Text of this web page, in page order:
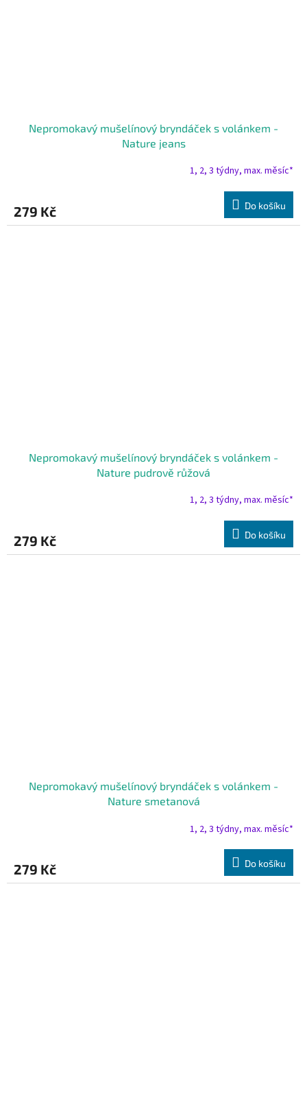
Nepromokavý mušelínový bryndáček s volánkem -
Nature jeans
1, 2, 3 týdny, max. měsíc*
279 Kč Do košíku
Nepromokavý mušelínový bryndáček s volánkem -
Nature pudrově růžová
1, 2, 3 týdny, max. měsíc*
279 Kč Do košíku
Nepromokavý mušelínový bryndáček s volánkem -
Nature smetanová
1, 2, 3 týdny, max. měsíc*
279 Kč Do košíku